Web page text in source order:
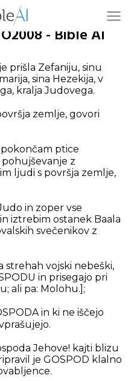
- Bible AI
prišla Zefaniju, sinu
sina Hezekija, v
kralja Judovega.
zemlje, govori
ptice
z
ljudi s površja zemlje,
in zoper vse
iztrebim ostanek Baala
svečenikov z
strehah vojski nebeški,
in prisegajo pri
ali pa: Molohu.] ;
in ki ne iščejo
Jehove! kajti blizu
je GOSPOD klalno